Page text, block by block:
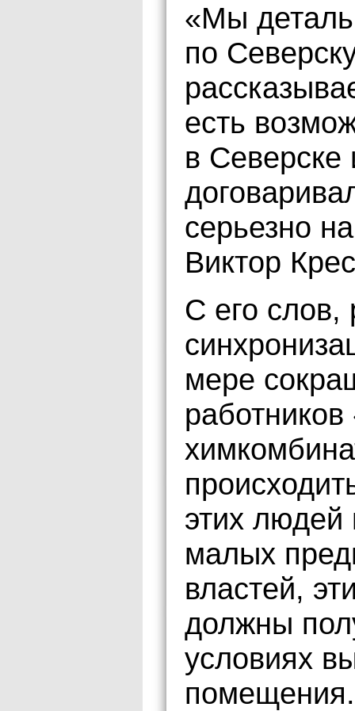
«Мы
по
есть
в
серьезно
Виктор
С его слов,
мере
этих людей
малых
властей,
должны
условиях
помещения.